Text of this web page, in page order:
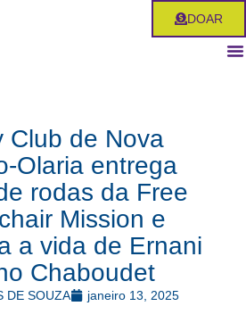
DOAR
Club de Nova
Olaria entrega
rodas da Free
Mission e
a vida de Ernani
Chaboudet
DE SOUZA janeiro 13, 2025